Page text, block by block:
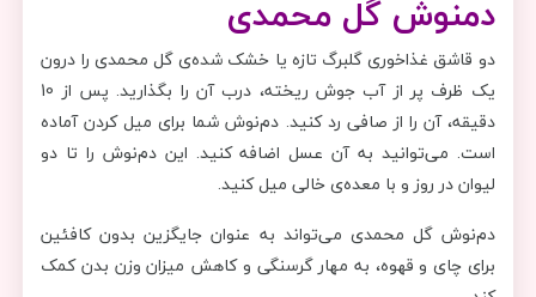
دمنوش گل محمدی
دو قاشق غذاخوری گلبرگ تازه‌ یا خشک شده‌ی گل محمدی را درون
یک ظرف پر از آب جوش ریخته، درب آن را بگذارید. پس از 10
دقیقه، آن را از صافی رد کنید. دم‌نوش شما برای میل کردن آماده
است. می‌توانید به آن عسل اضافه کنید. این دم‌نوش را تا دو
لیوان در روز و با معده‌ی خالی میل کنید.
دم‌نوش گل محمدی می‌تواند به عنوان جایگزین بدون کافئین
برای چای و قهوه، به مهار گرسنگی و کاهش میزان وزن بدن کمک